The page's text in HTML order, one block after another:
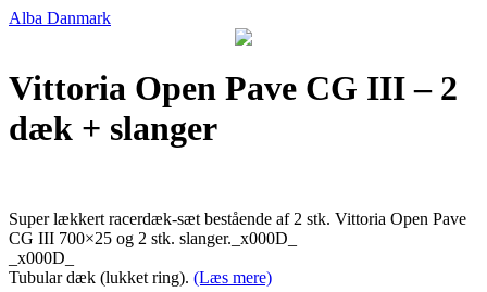
Alba Danmark
Vittoria Open Pave CG III – 2
dæk + slanger
Super lækkert racerdæk-sæt bestående af 2 stk. Vittoria Open Pave
CG III 700×25 og 2 stk. slanger._x000D_
_x000D_
Tubular dæk (lukket ring). (Læs mere)